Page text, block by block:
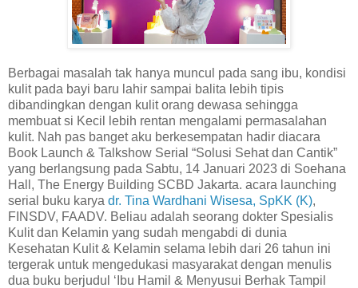
Berbagai masalah tak hanya muncul pada sang ibu, kondisi
kulit pada bayi baru lahir sampai balita lebih tipis
dibandingkan dengan kulit orang dewasa sehingga
membuat si Kecil lebih rentan mengalami permasalahan
kulit. Nah pas banget aku berkesempatan hadir diacara
Book Launch & Talkshow Serial “Solusi Sehat dan Cantik”
yang berlangsung pada Sabtu, 14 Januari 2023 di Soehana
Hall, The Energy Building SCBD Jakarta. acara launching
serial buku karya dr. Tina Wardhani Wisesa, SpKK (K),
FINSDV, FAADV. Beliau adalah seorang dokter Spesialis
Kulit dan Kelamin yang sudah mengabdi di dunia
Kesehatan Kulit & Kelamin selama lebih dari 26 tahun ini
tergerak untuk mengedukasi masyarakat dengan menulis
dua buku berjudul ‘Ibu Hamil & Menyusui Berhak Tampil